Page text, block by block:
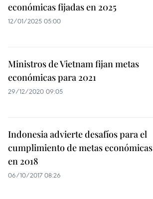
económicas fijadas en 2025
12/01/2025 05:00
Ministros de Vietnam fijan metas
económicas para 2021
29/12/2020 09:05
Indonesia advierte desafíos para el
cumplimiento de metas económicas
en 2018
06/10/2017 08:26